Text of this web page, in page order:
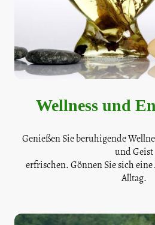
Wellness und
Genießen Sie beruhigende
und Geist
erfrischen. Gönnen Sie sich
Alltag.